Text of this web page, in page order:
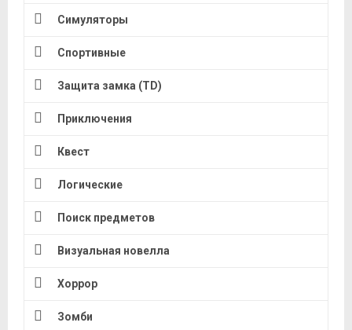
Симуляторы
Спортивные
Защита замка (TD)
Приключения
Квест
Логические
Поиск предметов
Визуальная новелла
Хоррор
Зомби